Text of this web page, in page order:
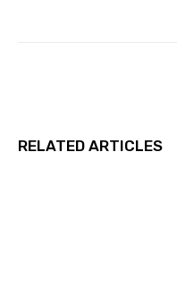
RELATED ARTICLES